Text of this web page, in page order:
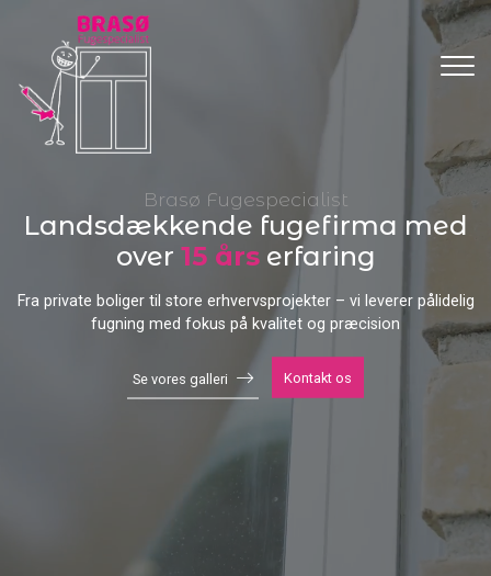
hovedindhold
Brasø Fugespecialist
Landsdækkende fugefirma med
over 15 årserfaring
Fra private boliger til store erhvervsprojekter – vi leverer pålidelig
fugning med fokus på kvalitet og præcision
Se vores galleri Kontakt os